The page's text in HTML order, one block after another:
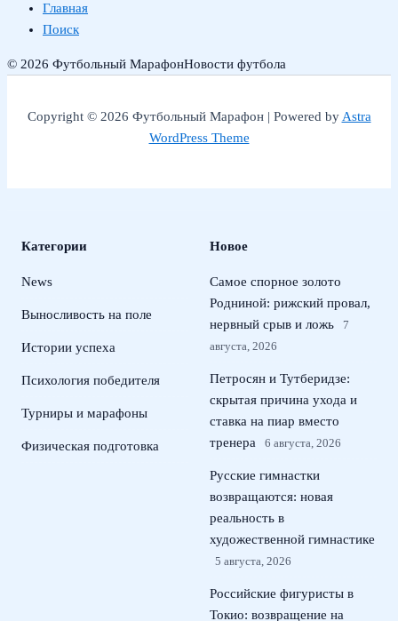
Главная
Поиск
© 2026 Футбольный МарафонНовости футбола
Copyright © 2026 Футбольный Марафон | Powered byAstra
WordPress Theme
Категории
News
Выносливость на поле
Истории успеха
Психология победителя
Турниры и марафоны
Физическая подготовка
Новое
Самое спорное золото
Родниной: рижский провал,
нервный срыв и ложь
7
августа, 2026
Петросян и Тутберидзе:
скрытая причина ухода и
ставка на пиар вместо
тренера
6 августа, 2026
Русские гимнастки
возвращаются: новая
реальность в
художественной гимнастике
5 августа, 2026
Российские фигуристы в
Токио: возвращение на